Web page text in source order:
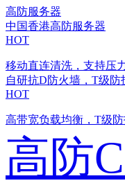
高防服务器
中国香港高防服务器
HOT
移动直连清洗，支持压
自研抗D防火墙，T级防
HOT
高带宽负载均衡，T级防
高防